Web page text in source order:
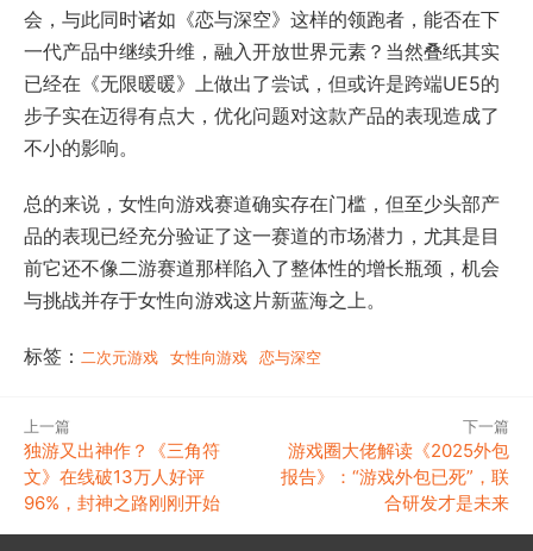
会，与此同时诸如《恋与深空》这样的领跑者，能否在下
一代产品中继续升维，融入开放世界元素？当然叠纸其实
已经在《无限暖暖》上做出了尝试，但或许是跨端UE5的
步子实在迈得有点大，优化问题对这款产品的表现造成了
不小的影响。
总的来说，女性向游戏赛道确实存在门槛，但至少头部产
品的表现已经充分验证了这一赛道的市场潜力，尤其是目
前它还不像二游赛道那样陷入了整体性的增长瓶颈，机会
与挑战并存于女性向游戏这片新蓝海之上。
标签： 二次元游戏 女性向游戏 恋与深空
上一篇
独游又出神作？《三角符
文》在线破13万人好评
96%，封神之路刚刚开始
下一篇
游戏圈大佬解读《2025外包
报告》：“游戏外包已死”，联
合研发才是未来